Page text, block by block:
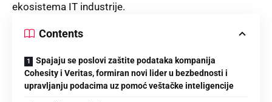
ekosistema IT industrije.
Contents
Spajaju se poslovi zaštite podataka kompanija
Cohesity i Veritas, formiran novi lider u bezbednosti i
upravljanju podacima uz pomoć veštačke inteligencije